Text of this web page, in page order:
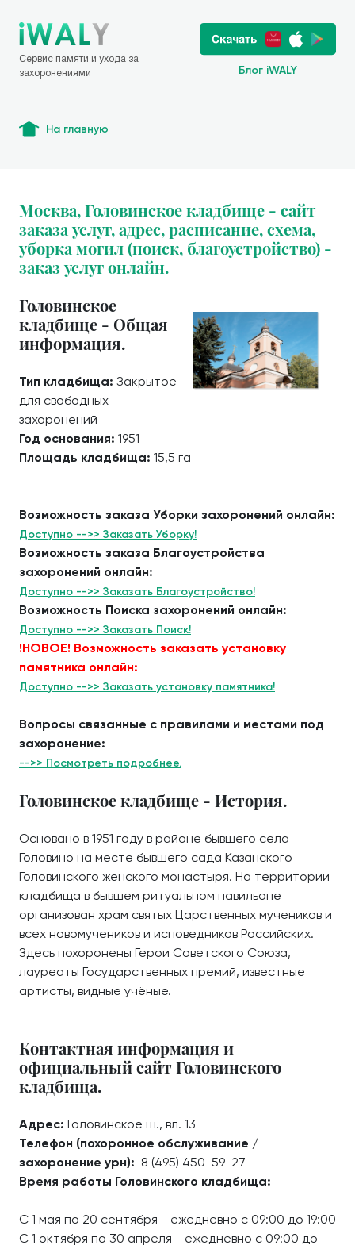
Сервис памяти и ухода за
захоронениями
Блог iWALY
На главную
Москва, Головинское кладбище - сайт
заказа услуг, адрес, расписание, схема,
уборка могил (поиск, благоустройство) -
заказ услуг онлайн.
Головинское
кладбище - Общая
информация.
Тип кладбища: Закрытое
для свободных
захоронений
Год основания: 1951
Площадь кладбища: 15,5 га
Возможность заказа Уборки захоронений онлайн:
Доступно -->> Заказать Уборку!
Возможность заказа Благоустройства
захоронений онлайн:
Доступно -->> Заказать Благоустройство!
Возможность Поиска захоронений онлайн:
Доступно -->> Заказать Поиск!
!НОВОЕ! Возможность заказать установку
памятника онлайн:
Доступно -->> Заказать установку памятника!
Вопросы связанные с правилами и местами под
захоронение:
-->> Посмотреть подробнее.
Головинское кладбище - История.
Основано в 1951 году в районе бывшего села
Головино на месте бывшего сада Казанского
Головинского женского монастыря. На территории
кладбища в бывшем ритуальном павильоне
организован храм святых Царственных мучеников и
всех новомучеников и исповедников Российских.
Здесь похоронены Герои Советского Союза,
лауреаты Государственных премий, известные
артисты, видные учёные.
Контактная информация и
официальный сайт Головинского
кладбища.
Адрес: Головинское ш., вл. 13
Телефон (похоронное обслуживание /
захоронение урн): 8 (495) 450-59-27
Время работы Головинского кладбища:
С 1 мая по 20 сентября - ежедневно с 09:00 до 19:00
С 1 октября по 30 апреля - ежедневно с 09:00 до